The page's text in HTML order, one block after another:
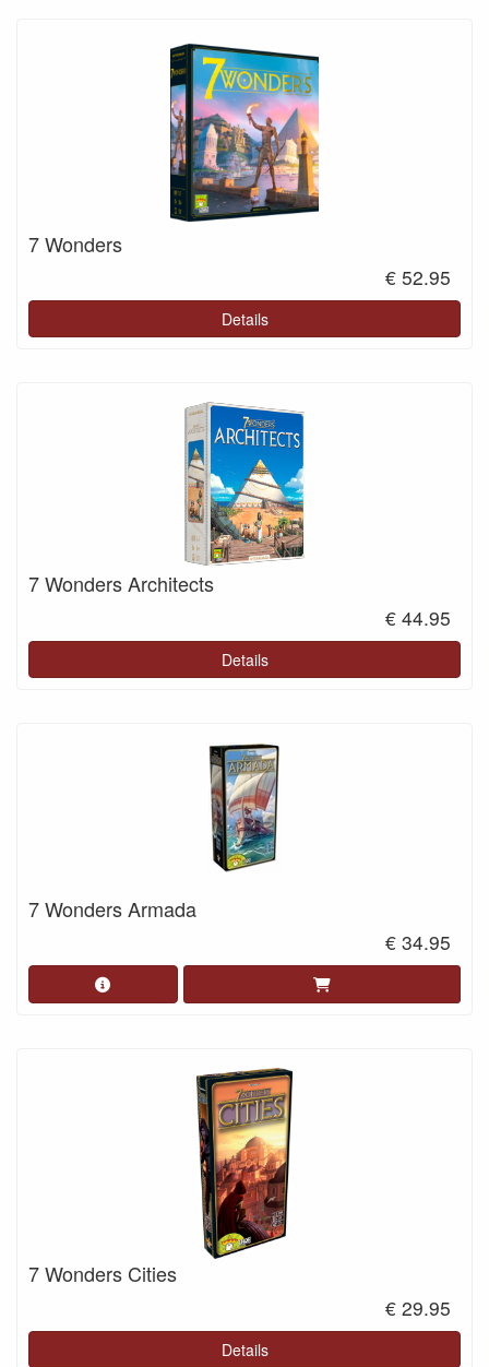
7 Wonders
€ 52.95
Details
7 Wonders Architects
€ 44.95
Details
7 Wonders Armada
€ 34.95
7 Wonders Cities
€ 29.95
Details